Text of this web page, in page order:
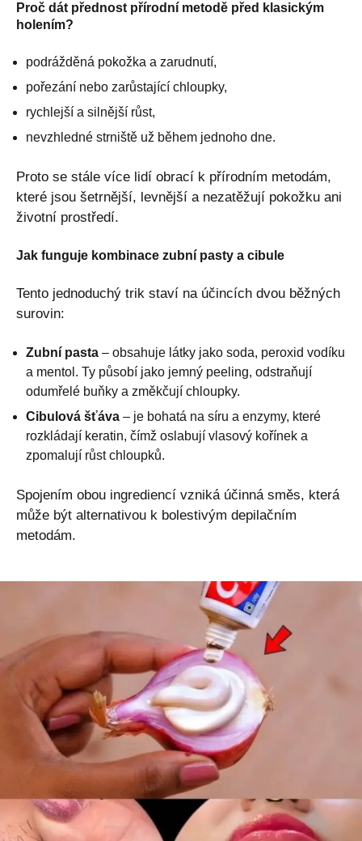
Proč dát přednost přírodní metodě před klasickým
holením?
podrážděná pokožka a zarudnutí,
pořezání nebo zarůstající chloupky,
rychlejší a silnější růst,
nevzhledné strniště už během jednoho dne.
Proto se stále více lidí obrací k přírodním metodám,
které jsou šetrnější, levnější a nezatěžují pokožku ani
životní prostředí.
Jak funguje kombinace zubní pasty a cibule
Tento jednoduchý trik staví na účincích dvou běžných
surovin:
Zubní pasta – obsahuje látky jako soda, peroxid vodíku
a mentol. Ty působí jako jemný peeling, odstraňují
odumřelé buňky a změkčují chloupky.
Cibulová šťáva – je bohatá na síru a enzymy, které
rozkládají keratin, čímž oslabují vlasový kořínek a
zpomalují růst chloupků.
Spojením obou ingrediencí vzniká účinná směs, která
může být alternativou k bolestivým depilačním
metodám.